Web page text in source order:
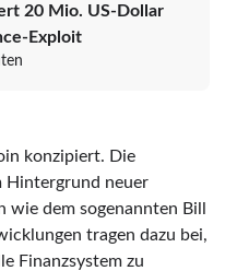
20 Mio. US-Dollar
Exploit
konzipiert. Die
Hintergrund neuer
wie dem sogenannten Bill
tragen dazu bei,
Finanzsystem zu